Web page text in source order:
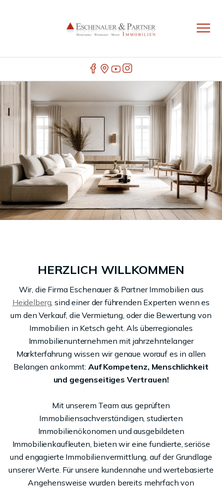
HERZLICH WILLKOMMEN
Wir, die Firma Eschenauer & Partner Immobilien aus
Heidelberg, sind einer der führenden Experten wenn es
um den Verkauf, die Vermietung, oder die Bewertung von
Immobilien in Ketsch geht. Als überregionales
Immobilienunternehmen mit jahrzehntelanger
Markterfahrung wissen wir genaue worauf es in allen
Belangen ankommt: Auf Kompetenz, Menschlichkeit
und gegenseitiges Vertrauen!
Mit unserem Team aus geprüften
Immobiliensachverständigen, studierten
Immobilienökonomen und ausgebildeten
Immobilienkaufleuten, bieten wir eine fundierte, seriöse
und engagierte Immobilienvermittlung, auf der Grundlage
unserer Werte. Für unsere kundennahe und wertebasierte
Angehensweise wurden bereits mehrfach von